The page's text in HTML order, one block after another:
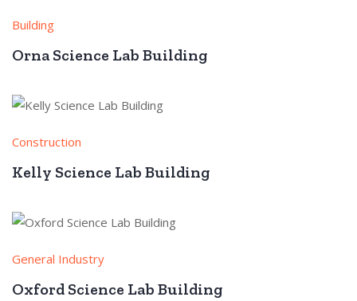
Building
Orna Science Lab Building
Construction
Kelly Science Lab Building
General Industry
Oxford Science Lab Building